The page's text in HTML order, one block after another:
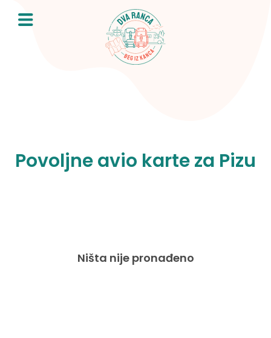
content
Povoljne avio karte za Pizu
Ništa nije pronađeno